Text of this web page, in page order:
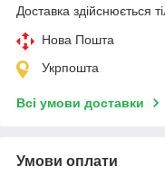
Доставка здійснюється
Нова Пошта
Укрпошта
Всі умови доставки
Умови оплати